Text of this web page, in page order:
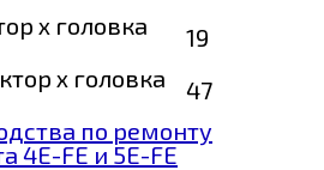
х головка
19
х головка
47
по ремонту
4E-FE и 5E-FE